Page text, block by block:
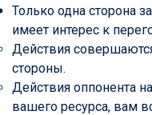
Только одна сторона
имеет интерес к
Действия
стороны.
Действия оппонента
вашего ресурса, вам